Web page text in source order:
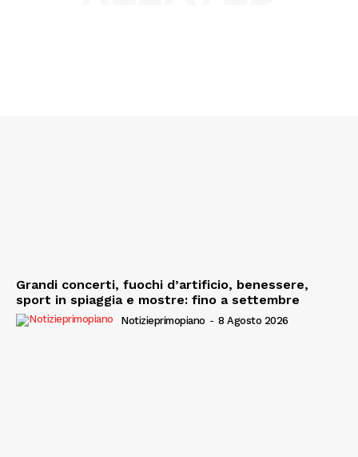
Grandi concerti, fuochi d’artificio, benessere,
sport in spiaggia e mostre: fino a settembre
Notizieprimopiano - 8 Agosto 2026